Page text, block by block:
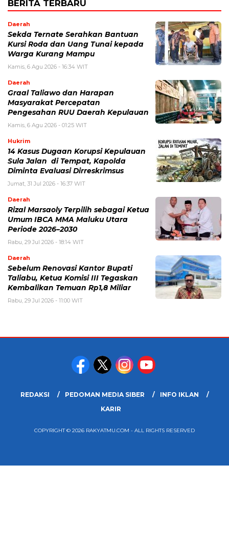
BERITA TERBARU
Daerah
Sekda Ternate Serahkan Bantuan
Kursi Roda dan Uang Tunai kepada
Warga Kurang Mampu
Kamis, 6 Agu 2026 - 16:34 WIT
Daerah
Graal Taliawo dan Harapan
Masyarakat Percepatan
Pengesahan RUU Daerah Kepulauan
Kamis, 6 Agu 2026 - 01:25 WIT
Hukrim
14 Kasus Dugaan Korupsi Kepulauan
Sula Jalan di Tempat, Kapolda
Diminta Evaluasi Dirreskrimsus
Jumat, 31 Jul 2026 - 16:37 WIT
Daerah
Rizal Marsaoly Terpilih sebagai Ketua
Umum IBCA MMA Maluku Utara
Periode 2026–2030
Rabu, 29 Jul 2026 - 18:14 WIT
Daerah
Sebelum Renovasi Kantor Bupati
Taliabu, Ketua Komisi III Tegaskan
Kembalikan Temuan Rp1,8 Miliar
Rabu, 29 Jul 2026 - 11:00 WIT
REDAKSI PEDOMAN MEDIA SIBER
INFO IKLAN
KARIR
COPYRIGHT © 2026 RAKYATMU.COM - ALL RIGHTS RESERVED